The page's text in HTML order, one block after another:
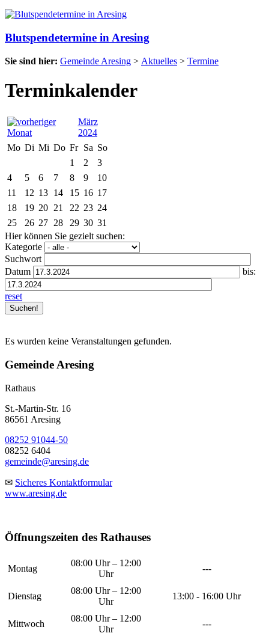
Blutspendetermine in Aresing
Sie sind hier: Gemeinde Aresing > Aktuelles > Termine
Terminkalender
März
2024
Mo Di Mi Do Fr Sa So
1
2
3
4
5 6 7 8 9
10
11
12 13 14 15 16 17
18
19 20 21 22 23 24
25
26 27 28 29 30 31
Hier können Sie gezielt suchen:
Kategorie
Suchwort
Datum
bis:
reset
Es wurden keine Veranstaltungen gefunden.
Gemeinde Aresing
Rathaus
St.-Martin-Str. 16
86561 Aresing
08252 91044-50
08252 6404
gemeinde@aresing.de
✉ Sicheres Kontaktformular
www.aresing.de
Öffnungszeiten des Rathauses
Montag
08:00 Uhr – 12:00
Uhr
---
Dienstag
08:00 Uhr – 12:00
Uhr
13:00 - 16:00 Uhr
Mittwoch
08:00 Uhr – 12:00
Uhr
---